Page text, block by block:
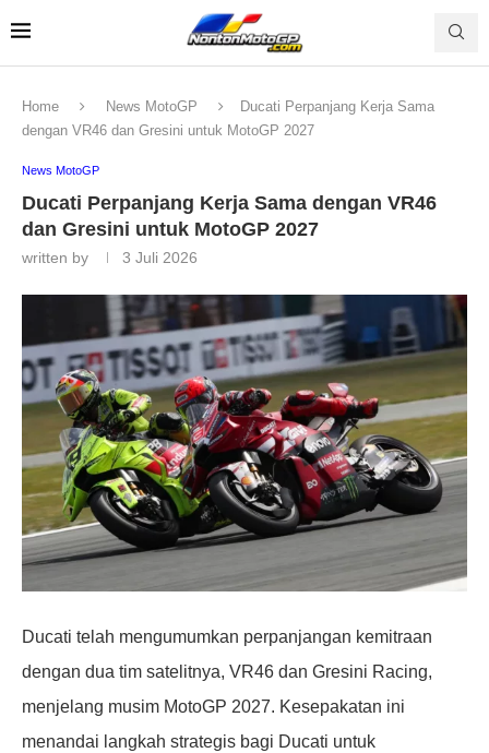
Home News MotoGP
Ducati Perpanjang Kerja Sama
dengan VR46 dan Gresini untuk MotoGP 2027
News MotoGP
Ducati Perpanjang Kerja Sama dengan VR46
dan Gresini untuk MotoGP 2027
written by 3 Juli 2026
Ducati telah mengumumkan perpanjangan kemitraan
dengan dua tim satelitnya, VR46 dan Gresini Racing,
menjelang musim MotoGP 2027. Kesepakatan ini
menandai langkah strategis bagi Ducati untuk